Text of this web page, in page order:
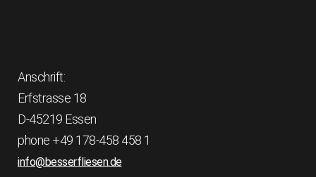
Anschrift:
Erfstrasse 18
D-45219 Essen
phone +49 178-458 458 1
info@besserfliesen.de